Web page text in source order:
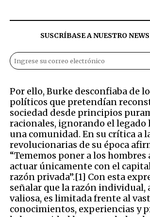
SUSCRÍBASE A NUESTRO
Por ello, Burke desconfiaba de
políticos que pretendían
sociedad desde principios
racionales, ignorando el legado
una comunidad. En su crítica a
revolucionarias de su época
“Tememos poner a los hombres
actuar únicamente con el
razón privada”.[1] Con esta
señalar que la razón individual,
valiosa, es limitada frente al
conocimientos, experiencias y